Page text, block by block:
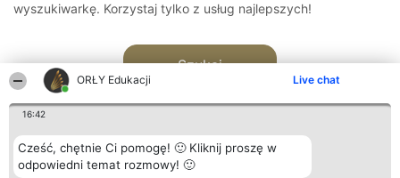
ORŁY Edukacji Live chat
16:42
Cześć, chętnie Ci pomogę! 🙂 Kliknij proszę w
odpowiedni temat rozmowy! 🙂
wyszukiwarkę. Korzystaj tylko z usług najlepszych!
Szukaj